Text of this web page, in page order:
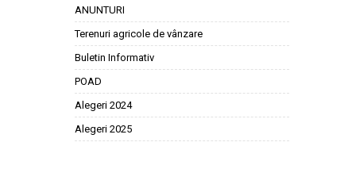
ANUNTURI
Terenuri agricole de vânzare
Buletin Informativ
POAD
Alegeri 2024
Alegeri 2025